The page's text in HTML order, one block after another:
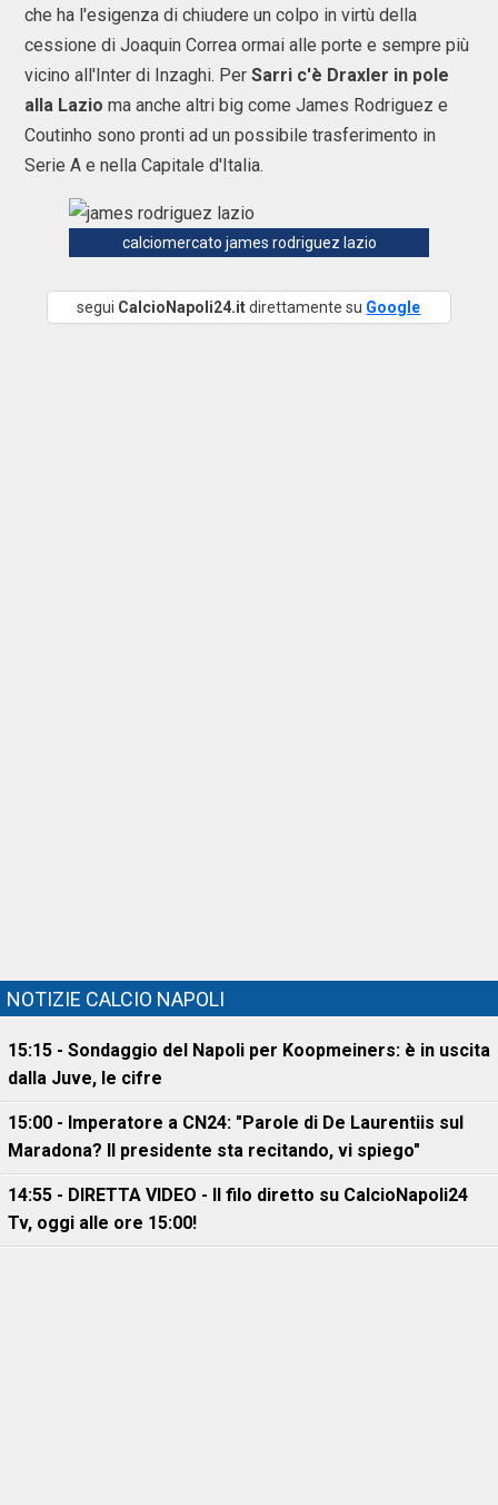
che ha l'esigenza di chiudere un colpo in virtù della
cessione di Joaquin Correa ormai alle porte e sempre più
vicino all'Inter di Inzaghi. Per Sarri c'è Draxler in pole
alla Lazio ma anche altri big come James Rodriguez e
Coutinho sono pronti ad un possibile trasferimento in
Serie A e nella Capitale d'Italia.
calciomercato james rodriguez lazio
segui CalcioNapoli24.itdirettamente su Google
NOTIZIE CALCIO NAPOLI
15:15 - Sondaggio del Napoli per Koopmeiners: è in uscita
dalla Juve, le cifre
15:00 - Imperatore a CN24: "Parole di De Laurentiis sul
Maradona? Il presidente sta recitando, vi spiego"
14:55 - DIRETTA VIDEO - Il filo diretto su CalcioNapoli24
Tv, oggi alle ore 15:00!